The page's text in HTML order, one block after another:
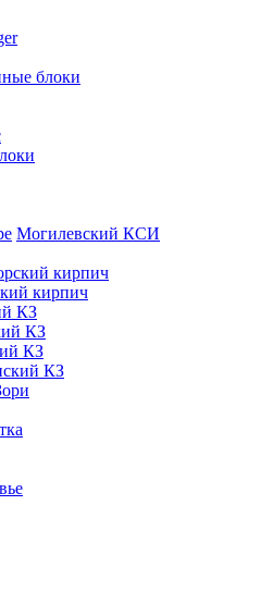
блоки
Могилевский КСИ
кирпич
кирпич
КЗ
КЗ
КЗ
КЗ